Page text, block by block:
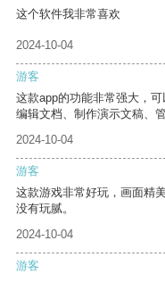
这个软件我非常喜欢
2024-10-04
游客
这款app的功能非常强大，
编辑文档、制作演示文稿、
2024-10-04
游客
这款游戏非常好玩，画面精
没有玩腻。
2024-10-04
游客